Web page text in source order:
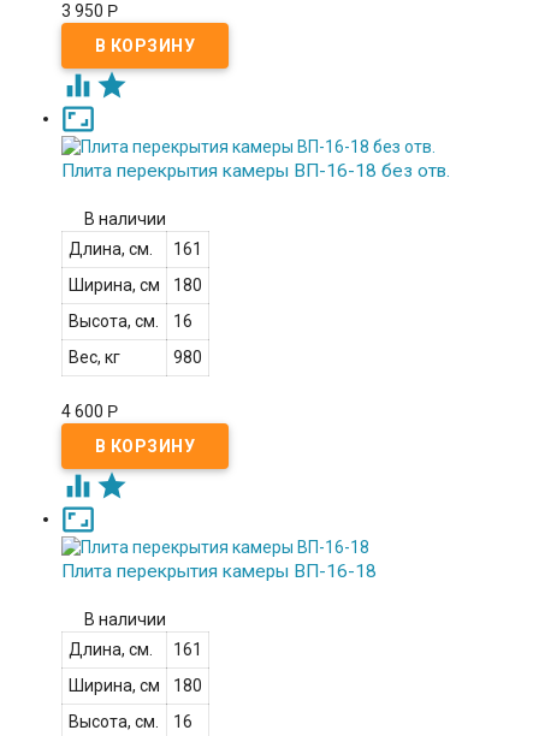
3 950 Р
 

Плита перекрытия камеры ВП-16-18 без отв.
В наличии
Длина, см.
161
Ширина, см
180
Высота, см.
16
Вес, кг
980
4 600 Р
 

Плита перекрытия камеры ВП-16-18
В наличии
Длина, см.
161
Ширина, см
180
Высота, см.
16